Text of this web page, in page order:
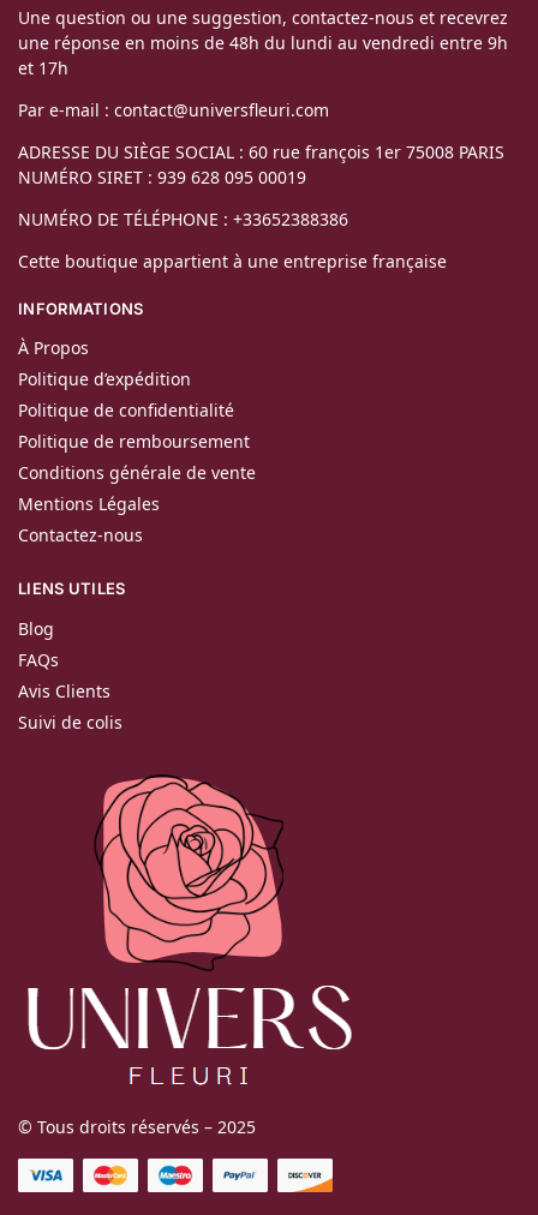
Une question ou une suggestion, contactez-nous et recevrez
une réponse en moins de 48h du lundi au vendredi entre 9h
et 17h
Par e-mail : contact@universfleuri.com
ADRESSE DU SIÈGE SOCIAL : 60 rue françois 1er 75008 PARIS
NUMÉRO SIRET : 939 628 095 00019
NUMÉRO DE TÉLÉPHONE : +33652388386
Cette boutique appartient à une entreprise française
INFORMATIONS
À Propos
Politique d’expédition
Politique de confidentialité
Politique de remboursement
Conditions générale de vente
Mentions Légales
Contactez-nous
LIENS UTILES
Blog
FAQs
Avis Clients
Suivi de colis
© Tous droits réservés – 2025